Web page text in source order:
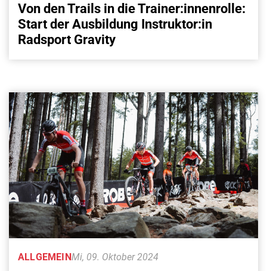
Von den Trails in die Trainer:innenrolle:
Start der Ausbildung Instruktor:in
Radsport Gravity
Mi, 09. Oktober 2024
ALLGEMEIN